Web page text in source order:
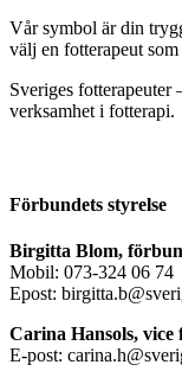
Vår symbol är din
välj en fotterapeut
Sveriges fotterapeuter
verksamhet i fotterapi.
Förbundets styrelse
Birgitta Blom,
Mobil: 073-324 06 74
Epost:
Carina Hansols,
E-post: